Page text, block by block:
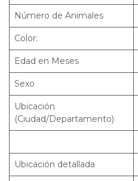
Número de Animales
Color:
Edad en Meses
Sexo
Ubicación
(Ciudad/Departamento)
Ubicación detallada